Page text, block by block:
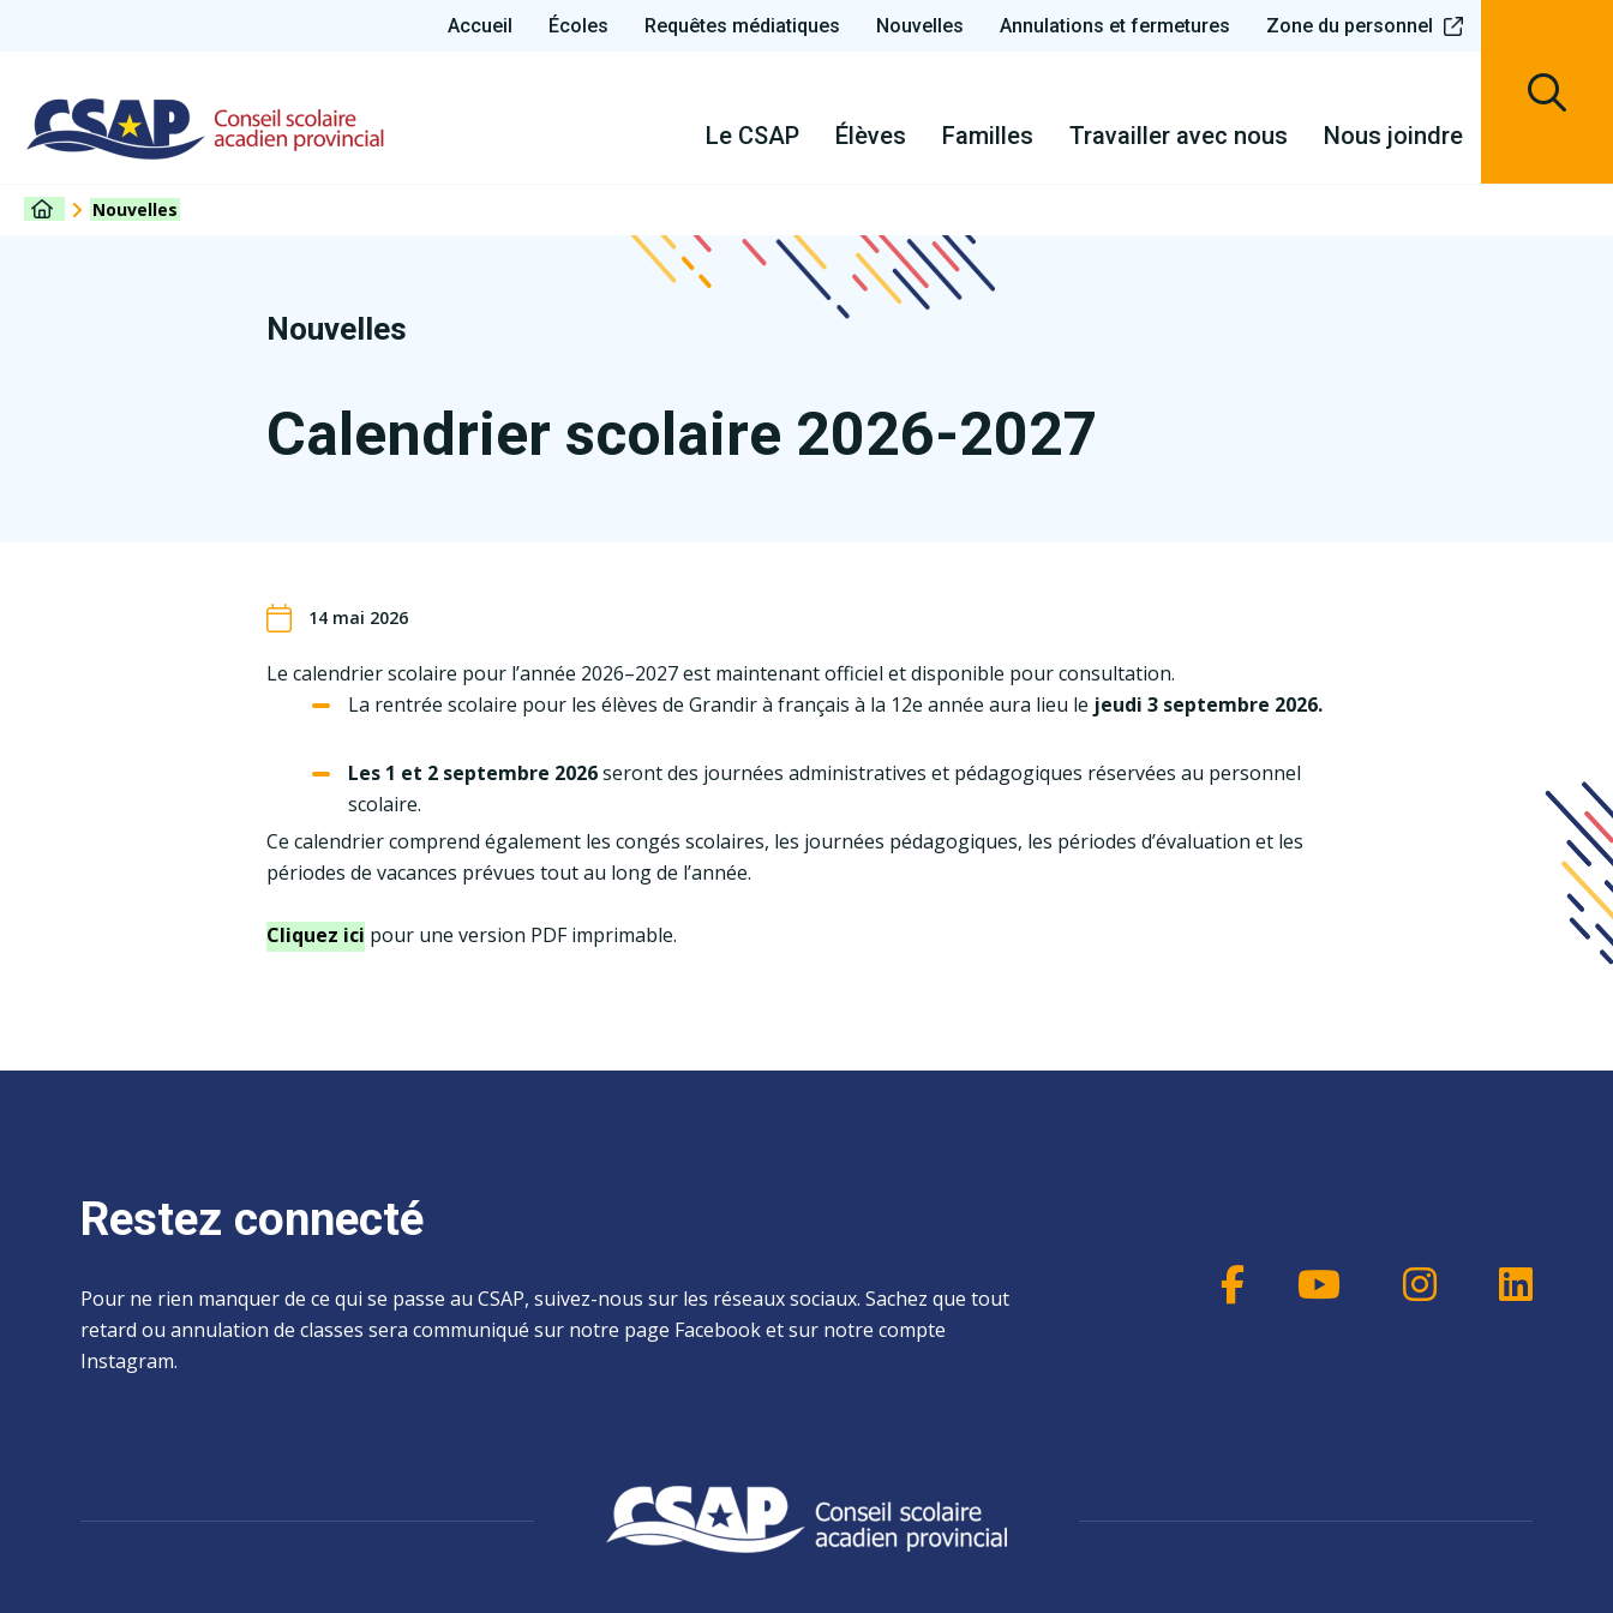
Accueil Écoles Requêtes médiatiques Nouvelles Annulations et fermetures Zone du personnel
Le CSAP Élèves Familles Travailler avec nous Nous joindre
Nouvelles
Nouvelles
Calendrier scolaire 2026-2027
14 mai 2026
Le calendrier scolaire pour l’année 2026–2027 est maintenant officiel et disponible pour consultation.
La rentrée scolaire pour les élèves de Grandir à français à la 12e année aura lieu le jeudi 3 septembre 2026.
Les 1 et 2 septembre 2026seront des journées administratives et pédagogiques réservées au personnel
scolaire.
Ce calendrier comprend également les congés scolaires, les journées pédagogiques, les périodes d’évaluation et les
périodes de vacances prévues tout au long de l’année.
Cliquez ici pour une version PDF imprimable.
Restez connecté
Pour ne rien manquer de ce qui se passe au CSAP, suivez-nous sur les réseaux sociaux. Sachez que tout
retard ou annulation de classes sera communiqué sur notre page Facebook et sur notre compte
Instagram.